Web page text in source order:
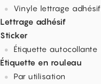
Vinyle lettrage adhésif
Lettrage adhésif
Sticker
Étiquette autocollante
Étiquette en rouleau
Par utilisation